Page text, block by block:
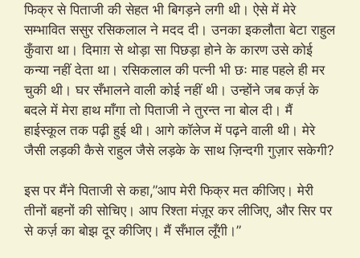
फिक्र से पिताजी की सेहत भी बिगड़ने लगी थी। ऐसे में मेरे
सम्भावित ससुर रसिकलाल ने मदद दी। उनका इकलौता बेटा राहुल
कुँवारा था। दिमाग़ से थोड़ा सा पिछड़ा होने के कारण उसे कोई
कन्या नहीं देता था। रसिकलाल की पत्नी भी छः माह पहले ही मर
चुकी थी। घर सँभालने वाली कोई नहीं थी। उन्होंने जब कर्ज़ के
बदले में मेरा हाथ माँगा तो पिताजी ने तुरन्त ना बोल दी। मैं
हाईस्कूल तक पढ़ी हुई थी। आगे कॉलेज में पढ़ने वाली थी। मेरे
जैसी लड़की कैसे राहुल जैसे लड़के के साथ ज़िन्दगी गुज़ार सकेगी?
इस पर मैंने पिताजी से कहा,”आप मेरी फिक्र मत कीजिए। मेरी
तीनों बहनों की सोचिए। आप रिश्ता मंज़ूर कर लीजिए, और सिर पर
से कर्ज़ का बोझ दूर कीजिए। मैं सँभाल लूँगी।”